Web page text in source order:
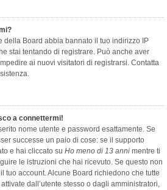
della Board abbia bannato il tuo indirizzo IP
stai tentando di registrare. Può anche aver
ai nuovi visitatori di registrarsi. Contatta
a connettermi!
nome utente e password esattamente. Se
successe un paio di cose: se il supporto
e hai cliccato su Ho meno di 13 anni mentre ti
le istruzioni che hai ricevuto. Se questo non
tuo account. Alcune Board richiedono che tutte
dall’utente stesso o dagli amministratori,